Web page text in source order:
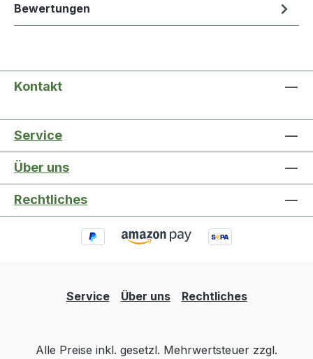
Bewertungen
Kontakt
Service
Über uns
Rechtliches
Service Über uns Rechtliches
Alle Preise inkl. gesetzl. Mehrwertsteuer zzgl.